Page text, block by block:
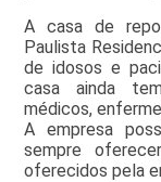
A casa de
Paulista
de idosos e
casa ainda
médicos,
A empresa
sempre
oferecidos pela